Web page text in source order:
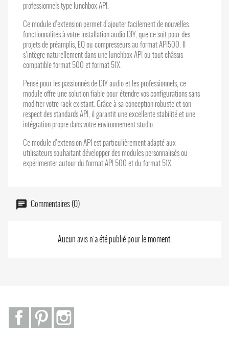
professionnels type lunchbox API.
Ce module d’extension permet d’ajouter facilement de nouvelles
fonctionnalités à votre installation audio DIY, que ce soit pour des
projets de préamplis, EQ ou compresseurs au format API500. Il
s’intègre naturellement dans une lunchbox API ou tout châssis
compatible format 500 et format 51X.
Pensé pour les passionnés de DIY audio et les professionnels, ce
module offre une solution fiable pour étendre vos configurations sans
modifier votre rack existant. Grâce à sa conception robuste et son
respect des standards API, il garantit une excellente stabilité et une
intégration propre dans votre environnement studio.
Ce module d’extension API est particulièrement adapté aux
utilisateurs souhaitant développer des modules personnalisés ou
expérimenter autour du format API 500 et du format 51X.
Commentaires (0)
Aucun avis n'a été publié pour le moment.
Facebook Pinterest